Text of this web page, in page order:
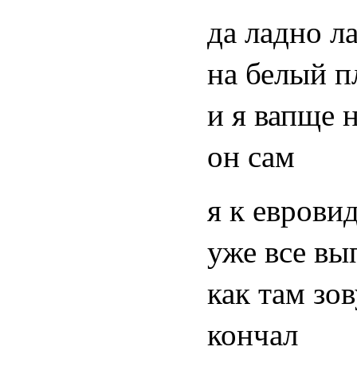
да ладно
на белый
и я вапще
он сам
я к
уже все
как там
кончал